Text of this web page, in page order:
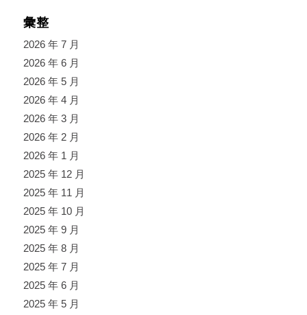
彙整
2026 年 7 月
2026 年 6 月
2026 年 5 月
2026 年 4 月
2026 年 3 月
2026 年 2 月
2026 年 1 月
2025 年 12 月
2025 年 11 月
2025 年 10 月
2025 年 9 月
2025 年 8 月
2025 年 7 月
2025 年 6 月
2025 年 5 月